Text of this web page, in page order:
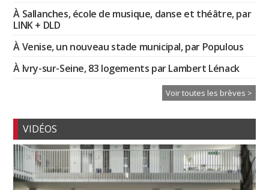
À Sallanches, école de musique, danse et théâtre, par
LINK + DLD
À Venise, un nouveau stade municipal, par Populous
À Ivry-sur-Seine, 83 logements par Lambert Lénack
Voir toutes les brèves >
VIDÉOS